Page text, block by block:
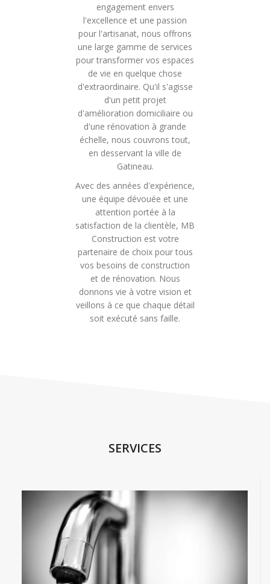
engagement envers
l'excellence et une passion
pour l'artisanat, nous offrons
une large gamme de services
pour transformer vos espaces
de vie en quelque chose
d'extraordinaire. Qu'il s'agisse
d'un petit projet
d'amélioration domiciliaire ou
d'une rénovation à grande
échelle, nous couvrons tout,
en desservant la ville de
Gatineau.
Avec des années d'expérience,
une équipe dévouée et une
attention portée à la
satisfaction de la clientèle, MB
Construction est votre
partenaire de choix pour tous
vos besoins de construction
et de rénovation. Nous
donnons vie à votre vision et
veillons à ce que chaque détail
soit exécuté sans faille.
SERVICES